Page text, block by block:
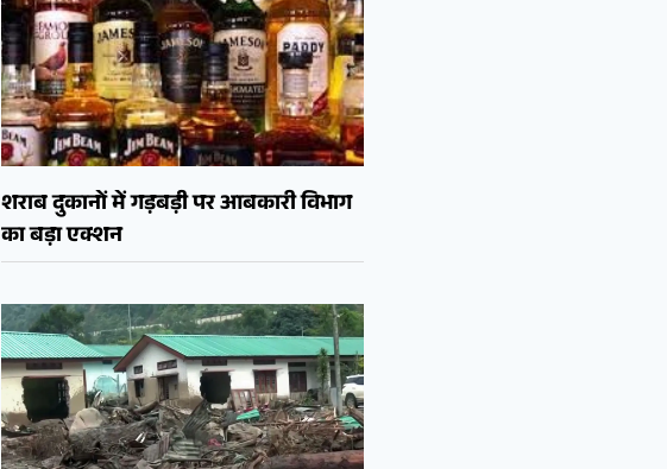
शराब दुकानों में गड़बड़ी पर आबकारी विभाग
का बड़ा एक्शन